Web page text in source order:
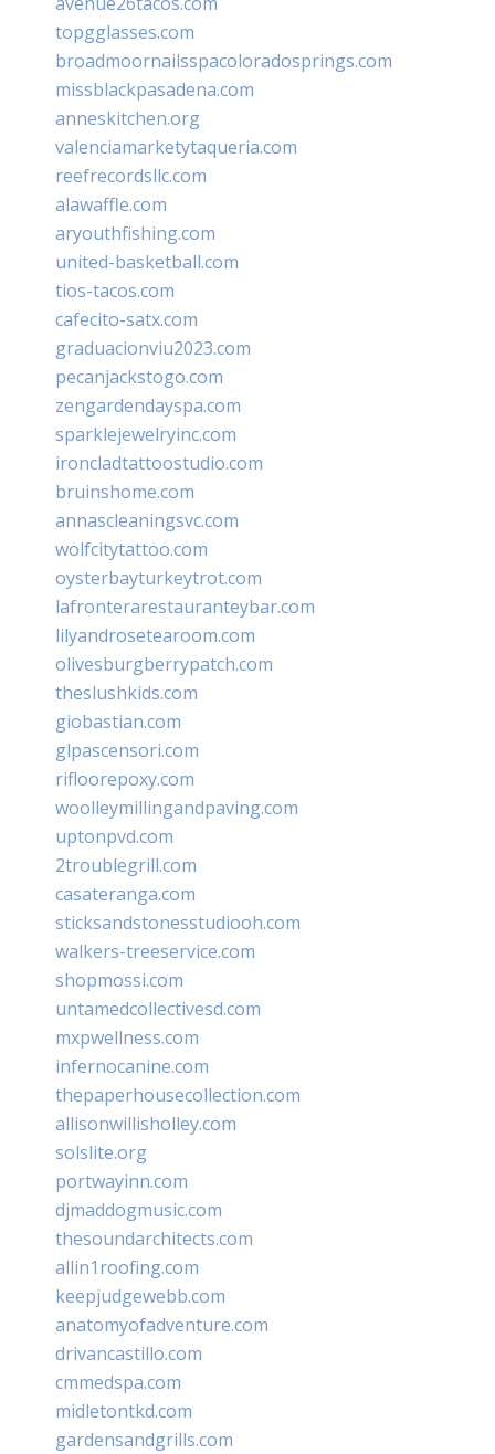
topgglasses.com
broadmoornailsspacoloradosprings.com
missblackpasadena.com
anneskitchen.org
valenciamarketytaqueria.com
reefrecordsllc.com
alawaffle.com
aryouthfishing.com
united-basketball.com
tios-tacos.com
cafecito-satx.com
graduacionviu2023.com
pecanjackstogo.com
zengardendayspa.com
sparklejewelryinc.com
ironcladtattoostudio.com
bruinshome.com
annascleaningsvc.com
wolfcitytattoo.com
oysterbayturkeytrot.com
lafronterarestauranteybar.com
lilyandrosetearoom.com
olivesburgberrypatch.com
theslushkids.com
giobastian.com
glpascensori.com
rifloorepoxy.com
woolleymillingandpaving.com
uptonpvd.com
2troublegrill.com
casateranga.com
sticksandstonesstudiooh.com
walkers-treeservice.com
shopmossi.com
untamedcollectivesd.com
mxpwellness.com
infernocanine.com
thepaperhousecollection.com
allisonwillisholley.com
solslite.org
portwayinn.com
djmaddogmusic.com
thesoundarchitects.com
allin1roofing.com
keepjudgewebb.com
anatomyofadventure.com
drivancastillo.com
cmmedspa.com
midletontkd.com
gardensandgrills.com